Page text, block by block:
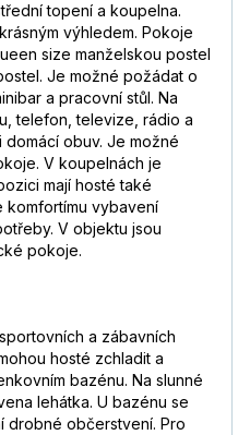
topení a koupelna.
výhledem. Pokoje
size manželskou postel
Je možné požádat o
a pracovní stůl. Na
telefon, televize, rádio a
domácí obuv. Je možné
V koupelnách je
mají hosté také
komfortímu vybavení
V objektu jsou
pokoje.
a zábavních
hosté zchladit a
bazénu. Na slunné
lehátka. U bazénu se
drobné občerstvení. Pro